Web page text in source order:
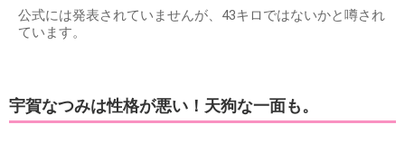
公式には発表されていませんが、43キロではないかと噂され
ています。
宇賀なつみは性格が悪い！天狗な一面も。